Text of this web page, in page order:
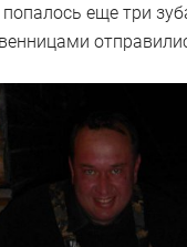
еще три